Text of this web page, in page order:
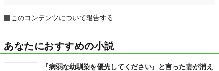
このコンテンツについて報告する
あなたにおすすめの小説
『病弱な幼馴染を優先してください』と言った妻が消え